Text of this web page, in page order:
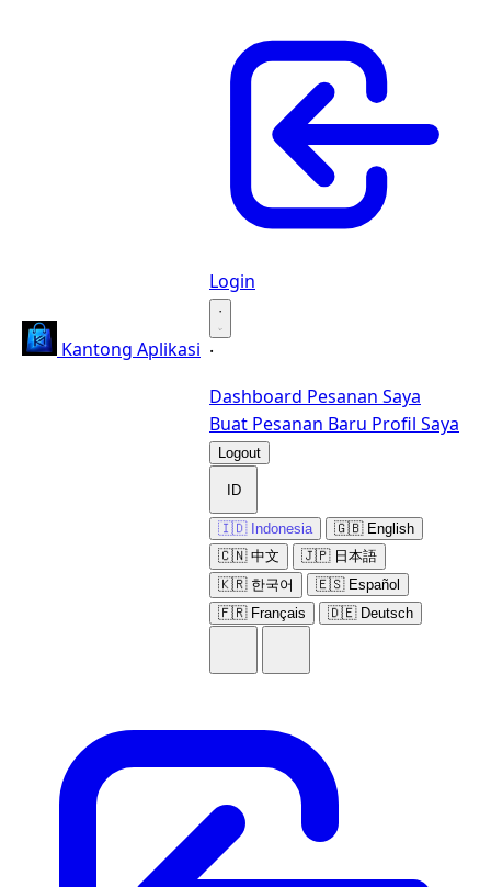
Kantong Aplikasi
Login
·
·
Dashboard Pesanan Saya
Buat Pesanan Baru Profil Saya
Logout
ID
🇮🇩 Indonesia
🇬🇧 English
🇨🇳 中文
🇯🇵 日本語
🇰🇷 한국어
🇪🇸 Español
🇫🇷 Français
🇩🇪 Deutsch